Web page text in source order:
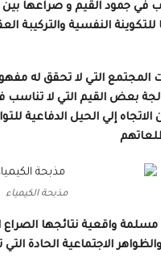
في جمود القيم و صراعها
النفسية والتركيبة
المجتمع التي لا تحقق له
بعض القيم التي لا تناسب
إلي الحيل الدفاعية
مذبحة الكيمياء
مسلمة واقعية نتائجها
الاجتماعية الحادة